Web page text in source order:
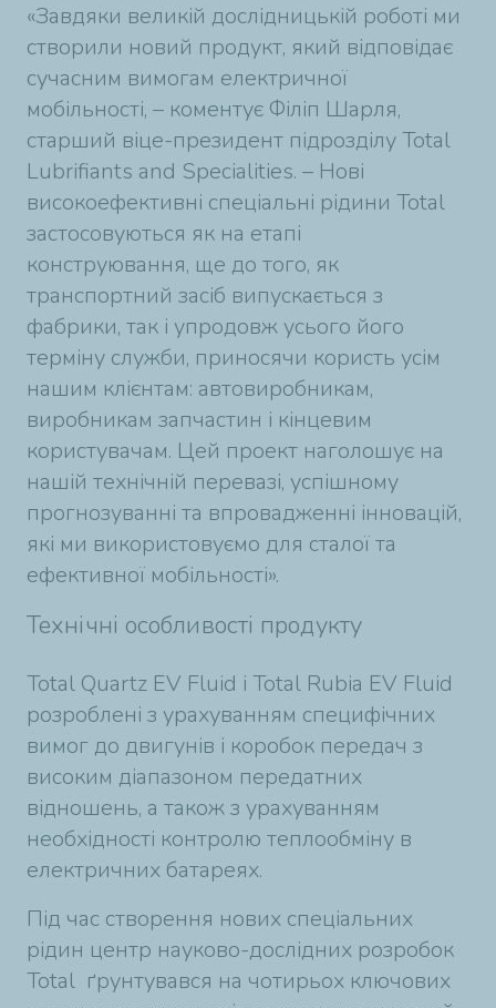
«Завдяки великій дослідницькій роботі ми
створили новий продукт, який відповідає
сучасним вимогам електричної
мобільності, – коментує Філіп Шарля,
старший віце-президент підрозділу Total
Lubrifiants and Specialities. – Нові
високоефективні спеціальні рідини Total
застосовуються як на етапі
конструювання, ще до того, як
транспортний засіб випускається з
фабрики, так і упродовж усього його
терміну служби, приносячи користь усім
нашим клієнтам: автовиробникам,
виробникам запчастин і кінцевим
користувачам. Цей проект наголошує на
нашій технічній перевазі, успішному
прогнозуванні та впровадженні інновацій,
які ми використовуємо для сталої та
ефективної мобільності».
Технічні особливості продукту
Total Quartz EV Fluid і Total Rubia EV Fluid
розроблені з урахуванням специфічних
вимог до двигунів і коробок передач з
високим діапазоном передатних
відношень, а також з урахуванням
необхідності контролю теплообміну в
електричних батареях.
Під час створення нових спеціальних
рідин центр науково-дослідних розробок
Total ґрунтувався на чотирьох ключових